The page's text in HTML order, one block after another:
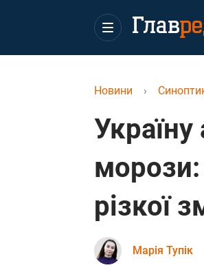
Новини ›
Україну
морози:
різкої
Марія Тупік